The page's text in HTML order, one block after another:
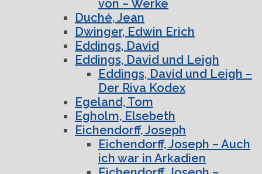
von – Werke
Duché, Jean
Dwinger, Edwin Erich
Eddings, David
Eddings, David und Leigh
Eddings, David und Leigh –
Der Riva Kodex
Egeland, Tom
Egholm, Elsebeth
Eichendorff, Joseph
Eichendorff, Joseph – Auch
ich war in Arkadien